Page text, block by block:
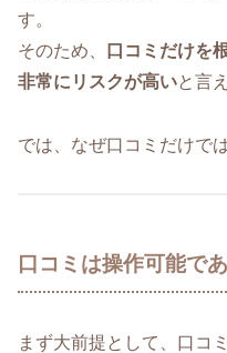
す。
そのため、
口コミだけを
非常にリスクが高いと言
では、なぜ口コミだけで
口コミは操作可能で
まず大前提として、口コ